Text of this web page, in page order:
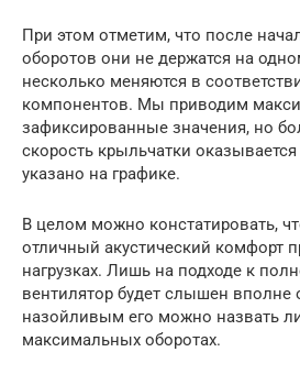
При этом отметим, что после
оборотов они не держатся на
несколько меняются в
компонентов. Мы приводим
зафиксированные значения, но
скорость крыльчатки
указано на графике.
В целом можно констатировать,
отличный акустический комфорт
нагрузках. Лишь на подходе к
вентилятор будет слышен вполне
назойливым его можно назвать
максимальных оборотах.